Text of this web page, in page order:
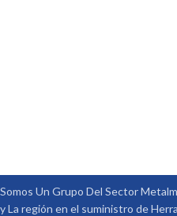
Somos Un Grupo Del Sector
y La región en el suministro de